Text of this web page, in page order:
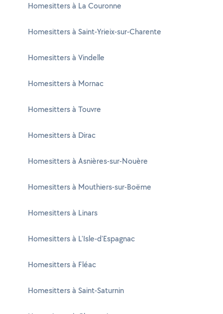
Homesitters à La Couronne
Homesitters à Saint-Yrieix-sur-Charente
Homesitters à Vindelle
Homesitters à Mornac
Homesitters à Touvre
Homesitters à Dirac
Homesitters à Asnières-sur-Nouère
Homesitters à Mouthiers-sur-Boëme
Homesitters à Linars
Homesitters à L'Isle-d'Espagnac
Homesitters à Fléac
Homesitters à Saint-Saturnin